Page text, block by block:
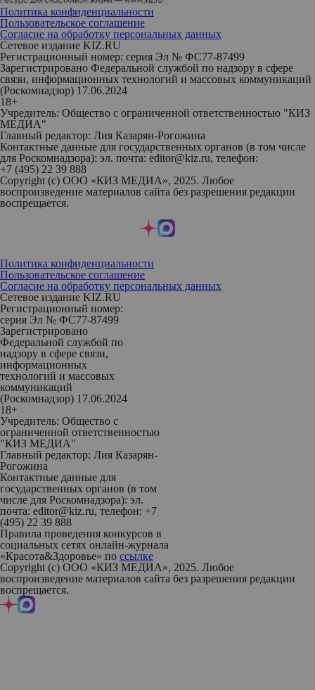
Политика конфиденциальности
Пользовательское соглашение
Согласие на обработку персональных данных
Сетевое издание KIZ.RU
Регистрационный номер: серия Эл № ФС77-87499
Зарегистрировано Федеральной службой по надзору в сфере
связи, информационных технологий и массовых коммуникаций
(Роскомнадзор) 17.06.2024
18+
Учредитель: Общество с ограниченной ответственностью "КИЗ
МЕДИА"
Главный редактор: Лия Казарян-Рогожина
Контактные данные для государственных органов (в том числе
для Роскомнадзора): эл. почта: editor@kiz.ru, телефон:
+7 (495) 22 39 888
Copyright (с) ООО «КИЗ МЕДИА», 2025. Любое
воспроизведение материалов сайта без разрешения редакции
воспрещается.
Политика конфиденциальности
Пользовательское соглашение
Согласие на обработку персональных данных
Сетевое издание KIZ.RU
Регистрационный номер:
серия Эл № ФС77-87499
Зарегистрировано
Федеральной службой по
надзору в сфере связи,
информационных
технологий и массовых
коммуникаций
(Роскомнадзор) 17.06.2024
18+
Учредитель: Общество с
ограниченной ответственностью
"КИЗ МЕДИА"
Главный редактор: Лия Казарян-
Рогожина
Контактные данные для
государственных органов (в том
числе для Роскомнадзора): эл.
почта: editor@kiz.ru, телефон: +7
(495) 22 39 888
Правила проведения конкурсов в
социальных сетях онлайн-журнала
«Красота&Здоровье» по ссылке
Copyright (с) ООО «КИЗ МЕДИА», 2025. Любое
воспроизведение материалов сайта без разрешения редакции
воспрещается.